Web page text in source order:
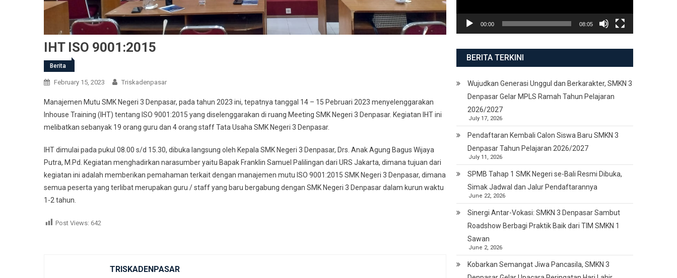
IHT ISO 9001:2015
Berita
February 15, 2023 Triskadenpasar
Manajemen Mutu SMK Negeri 3 Denpasar, pada tahun 2023 ini, tepatnya tanggal 14 – 15 Pebruari 2023 menyelenggarakan
Inhouse Training (IHT) tentang ISO 9001:2015 yang diselenggarakan di ruang Meeting SMK Negeri 3 Denpasar. Kegiatan IHT ini
melibatkan sebanyak 19 orang guru dan 4 orang staff Tata Usaha SMK Negeri 3 Denpasar.
IHT dimulai pada pukul 08.00 s/d 15.30, dibuka langsung oleh Kepala SMK Negeri 3 Denpasar, Drs. Anak Agung Bagus Wijaya
Putra, M.Pd. Kegiatan menghadirkan narasumber yaitu Bapak Franklin Samuel Palilingan dari URS Jakarta, dimana tujuan dari
kegiatan ini adalah memberikan pemahaman terkait dengan manajemen mutu ISO 9001:2015 SMK Negeri 3 Denpasar, dimana
semua peserta yang terlibat merupakan guru / staff yang baru bergabung dengan SMK Negeri 3 Denpasar dalam kurun waktu
1-2 tahun.
Post Views: 642
TRISKADENPASAR
00:00 08:05
BERITA TERKINI
Wujudkan Generasi Unggul dan Berkarakter, SMKN 3
Denpasar Gelar MPLS Ramah Tahun Pelajaran
2026/2027
July 17, 2026
Pendaftaran Kembali Calon Siswa Baru SMKN 3
Denpasar Tahun Pelajaran 2026/2027
July 11, 2026
SPMB Tahap 1 SMK Negeri se-Bali Resmi Dibuka,
Simak Jadwal dan Jalur Pendaftarannya
June 22, 2026
Sinergi Antar-Vokasi: SMKN 3 Denpasar Sambut
Roadshow Berbagi Praktik Baik dari TIM SMKN 1
Sawan
June 2, 2026
Kobarkan Semangat Jiwa Pancasila, SMKN 3